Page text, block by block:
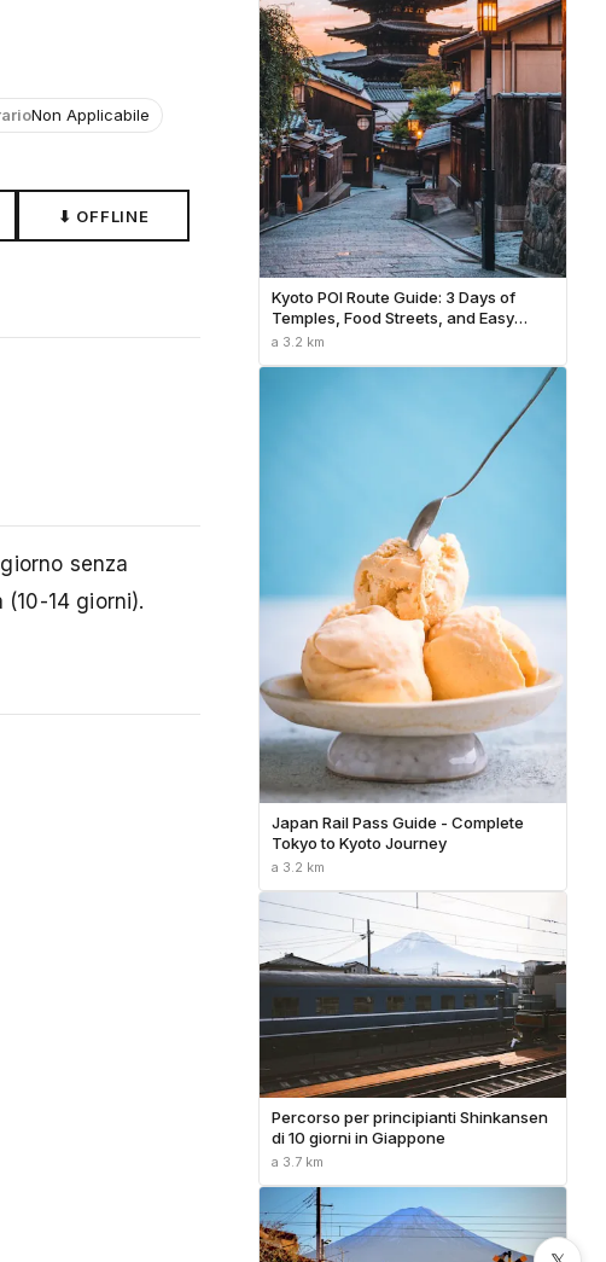
Non Applicabile
⬇ OFFLINE
senza
14 giorni).
Kyoto POI Route Guide: 3 Days of
Temples, Food Streets, and Easy
Transit
a 3.2 km
Japan Rail Pass Guide - Complete
Tokyo to Kyoto Journey
a 3.2 km
Percorso per principianti Shinkansen
di 10 giorni in Giappone
a 3.7 km